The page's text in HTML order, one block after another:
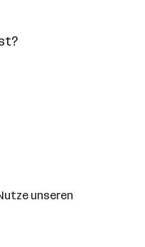
unseren